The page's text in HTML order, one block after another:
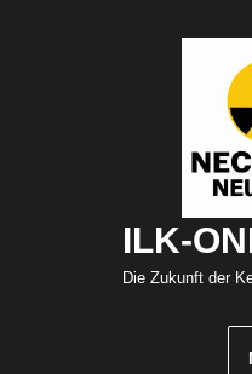
ILK-
Die Zukunft der